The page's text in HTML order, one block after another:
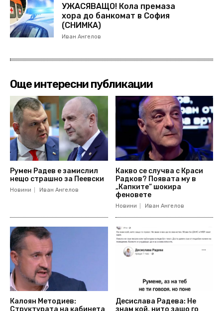
УЖАСЯВАЩО! Кола премаза
хора до банкомат в София
(СНИМКА)
Иван Ангелов
Още интересни публикации
Румен Радев е замислил
нещо страшно за Пеевски
Новини Иван Ангелов
Какво се случва с Краси
Радков? Появата му в
„Капките“ шокира
феновете
Новини Иван Ангелов
Калоян Методиев:
Десислава Радева: Не